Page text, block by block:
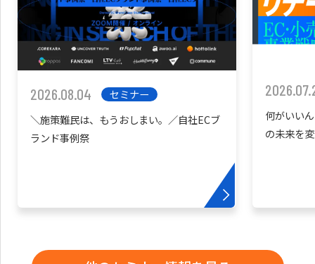
2026.08.04
セミナー
＼施策難民は、もうおしまい。／自社ECブ
ランド事例祭
何がいい
の未来を